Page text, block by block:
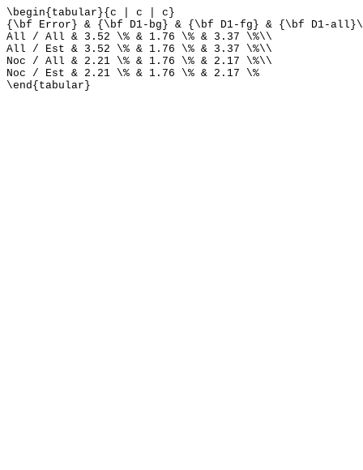
\begin{tabular}{c | c | c}
{\bf Error} & {\bf D1-bg} & {\bf D1-fg} & {\bf D1-
All / All & 3.52 \% & 1.76 \% & 3.37 \%\\
All / Est & 3.52 \% & 1.76 \% & 3.37 \%\\
Noc / All & 2.21 \% & 1.76 \% & 2.17 \%\\
Noc / Est & 2.21 \% & 1.76 \% & 2.17 \%
\end{tabular}